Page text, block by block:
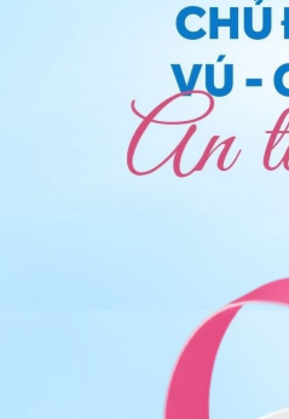
đặt lịch khám tự động trên
ngay trên ứng dụng.
Khí hư màu trắng Âm đạo ra dịch